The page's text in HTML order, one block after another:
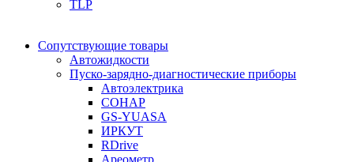
TLP
Сопутствующие товары
Автожидкости
Пуско-зарядно-диагностические приборы
Автоэлектрика
СОНАР
GS-YUASA
ИРКУТ
RDrive
Ареометр